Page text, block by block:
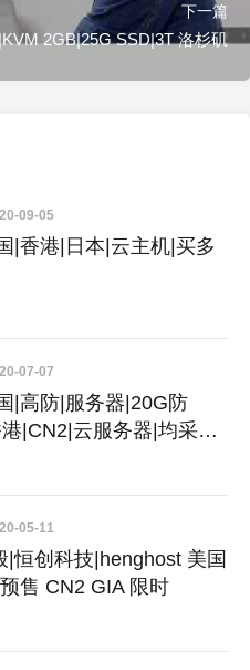
下一篇
2GB|25G SSD|3T 洛杉矶
09-05
|香港|日本|云主机|买多
07-07
|高防|服务器|20G防
|CN2|云服务器|均采
05-11
|恒创科技|henghost 美国
售 CN2 GIA 限时